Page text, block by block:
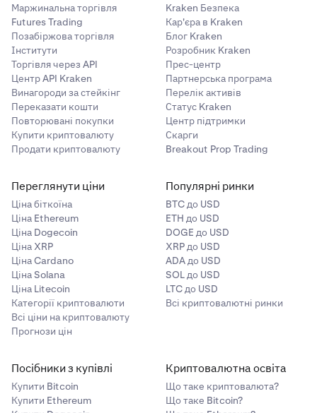
Маржинальна торгівля
Futures Trading
Позабіржова торгівля
Інститути
Торгівля через API
Центр API Kraken
Винагороди за стейкінг
Переказати кошти
Повторювані покупки
Купити криптовалюту
Продати криптовалюту
Kraken Безпека
Кар'єра в Kraken
Блог Kraken
Розробник Kraken
Прес-центр
Партнерська програма
Перелік активів
Статус Kraken
Центр підтримки
Скарги
Breakout Prop Trading
Переглянути ціни
Ціна біткоїна
Ціна Ethereum
Ціна Dogecoin
Ціна XRP
Ціна Cardano
Ціна Solana
Ціна Litecoin
Категорії криптовалюти
Всі ціни на криптовалюту
Прогнози цін
Популярні ринки
BTC до USD
ETH до USD
DOGE до USD
XRP до USD
ADA до USD
SOL до USD
LTC до USD
Всі криптовалютні ринки
Посібники з купівлі
Купити Bitcoin
Купити Ethereum
Криптовалютна освіта
Що таке криптовалюта?
Що таке Bitcoin?